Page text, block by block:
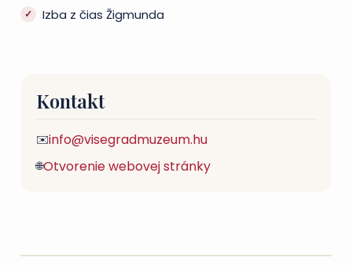
Izba z čias Žigmunda
Kontakt
✉️info@visegradmuzeum.hu
🌐Otvorenie webovej stránky